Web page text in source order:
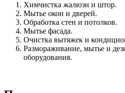
Химчистка жалюзи и штор.
Мытье окон и дверей.
Обработка стен и потолков.
Мытье фасада.
Очистка вытяжек и
Размораживание, мытье и
оборудования.